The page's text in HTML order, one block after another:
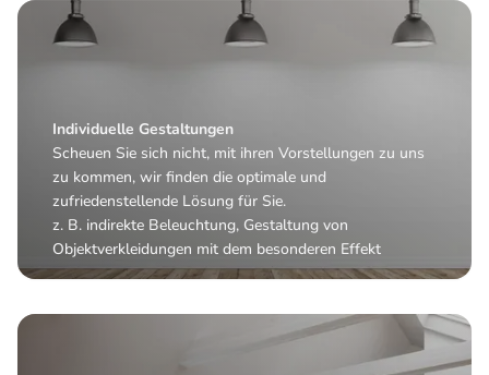
Individuelle Gestaltungen
Scheuen Sie sich nicht, mit ihren Vorstellungen zu uns
zu kommen, wir finden die optimale und
zufriedenstellende Lösung für Sie.
z. B. indirekte Beleuchtung, Gestaltung von
Objektverkleidungen mit dem besonderen Effekt